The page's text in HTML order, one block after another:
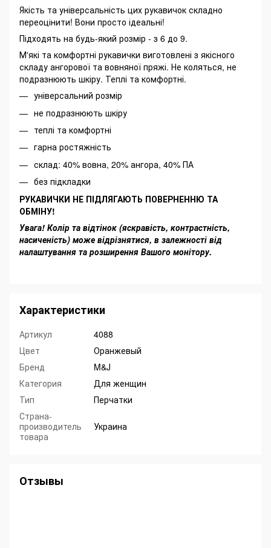
Якість та універсальність цих рукавичок складно
переоцінити! Вони просто ідеальні!
Підходять на будь-який розмір - з 6 до 9.
М'які та комфортні рукавички виготовлені з якісного
складу ангорової та вовняної пряжі. Не коляться, не
подразнюють шкіру. Теплі та комфортні.
універсальний розмір
не подразнюють шкіру
теплі та комфортні
гарна ростяжність
склад: 40% вовна, 20% ангора, 40% ПА
без підкладки
РУКАВИЧКИ НЕ ПІДЛЯГАЮТЬ ПОВЕРНЕННЮ ТА
ОБМІНУ!
Увага! Колір та відтінок (яскравість, контрастність,
насиченість) може відрізнятися, в залежності від
налаштування та розширення Вашого монітору.
Характеристики
Артикул
4088
Цвет
Оранжевый
Бренд
M&J
Категория
Для женщин
Тип
Перчатки
Страна-
производитель
товара
Украина
Отзывы